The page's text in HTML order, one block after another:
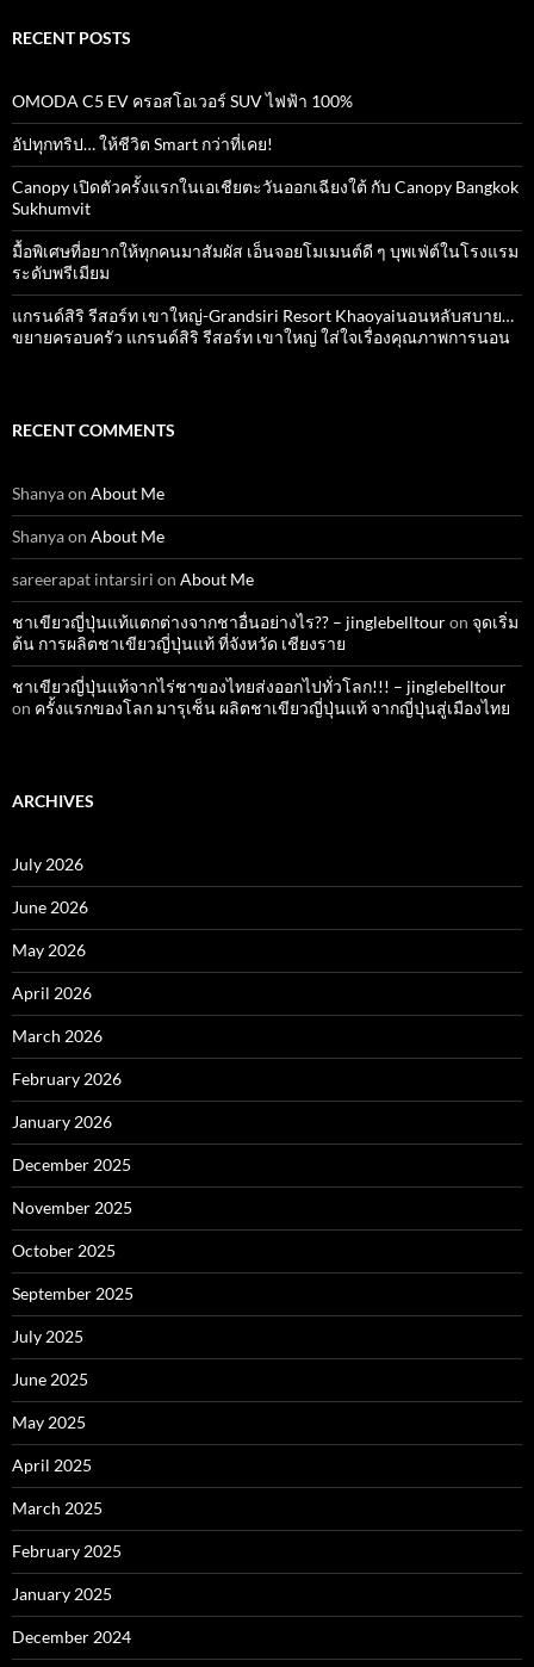
RECENT POSTS
OMODA C5 EV ครอสโอเวอร์ SUV ไฟฟ้า 100%
อัปทุกทริป… ให้ชีวิต Smart กว่าที่เคย!
Canopy เปิดตัวครั้งแรกในเอเชียตะวันออกเฉียงใต้ กับ Canopy Bangkok
Sukhumvit
มื้อพิเศษที่อยากให้ทุกคนมาสัมผัส เอ็นจอยโมเมนต์ดี ๆ บุพเฟ่ต์ในโรงแรม
ระดับพรีเมียม
แกรนด์สิริ​ รีสอร์ท​ เขาใหญ่​-Grandsiri​ Resort​ Khaoyaiนอนหลับสบาย…
ขยายครอบครัว แกรนด์สิริ รีสอร์ท เขาใหญ่ ใส่ใจเรื่องคุณภาพการนอน
RECENT COMMENTS
Shanyaon About Me
Shanyaon About Me
sareerapat intarsiri on About Me
ชาเขียวญี่ปุ่นแท้แตกต่างจากชาอื่นอย่างไร?? – jinglebelltouron จุดเริ่ม
ต้น การผลิตชาเขียวญี่ปุ่นแท้ ที่จังหวัด เชียงราย
ชาเขียวญี่ปุ่นแท้จากไร่ชาของไทยส่งออกไปทั่วโลก!!! – jinglebelltour
on ครั้งแรกของโลก มารุเซ็น ผลิตชาเขียวญี่ปุ่นแท้ จากญี่ปุ่นสู่เมืองไทย
ARCHIVES
July 2026
June 2026
May 2026
April 2026
March 2026
February 2026
January 2026
December 2025
November 2025
October 2025
September 2025
July 2025
June 2025
May 2025
April 2025
March 2025
February 2025
January 2025
December 2024